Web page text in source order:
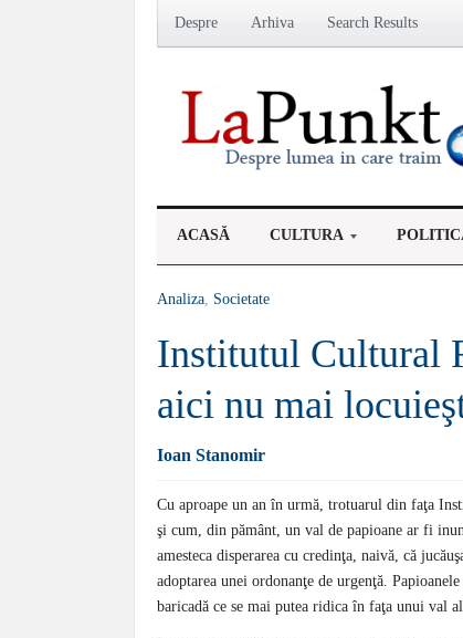
Despre Arhiva Search Results
ACASĂ CULTURA
Analiza, Societate
Institutul Cultural
aici nu mai
Ioan Stanomir
Cu aproape un an în urmă, trotuarul din faţa
şi cum, din pământ, un val de papioane ar fi
amesteca disperarea cu credinţa, naivă, că
adoptarea unei ordonanţe de urgenţă.
baricadă ce se mai putea ridica în faţa unui val